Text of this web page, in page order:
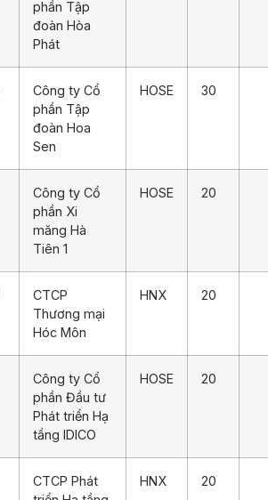
phần Tập
đoàn Hòa
Phát
Công ty Cổ
phần Tập
đoàn Hoa
Sen
HOSE 30
Công ty Cổ
phần Xi
măng Hà
Tiên 1
HOSE 20
CTCP
Thương mại
Hóc Môn
HNX 20
Công ty Cổ
phần Đầu tư
Phát triển Hạ
tầng IDICO
HOSE 20
CTCP Phát
HNX 20